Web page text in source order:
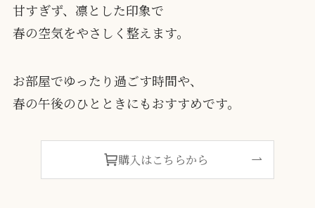
甘すぎず、凛とした印象で
春の空気をやさしく整えます。
お部屋でゆったり過ごす時間や、
春の午後のひとときにもおすすめです。
購入はこちらから